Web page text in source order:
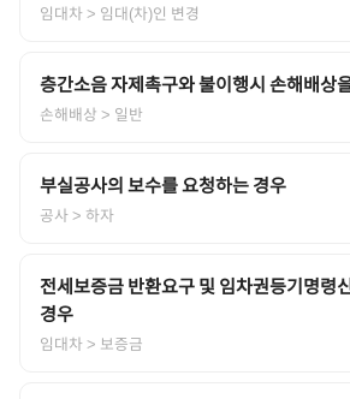
임대차> 임대(차)인 변경
층간소음 자제촉구와 불이행시 손해배상
손해배상 > 일반
부실공사의 보수를 요청하는 경우
공사> 하자
전세보증금 반환요구 및 임차권등기명령
경우
임대차> 보증금